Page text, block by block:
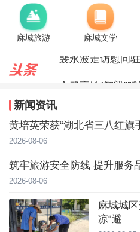
麻城旅游 麻城文学
裴永波走访慰问驻
新闻资讯
黄培英荣获“湖北省三八红旗
2026-08-06
筑牢旅游安全防线 提升服务
2026-08-06
麻城城
凉“避